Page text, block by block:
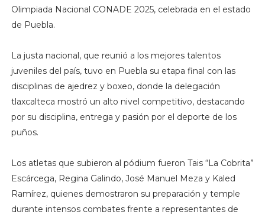
Olimpiada Nacional CONADE 2025, celebrada en el estado
de Puebla.
La justa nacional, que reunió a los mejores talentos
juveniles del país, tuvo en Puebla su etapa final con las
disciplinas de ajedrez y boxeo, donde la delegación
tlaxcalteca mostró un alto nivel competitivo, destacando
por su disciplina, entrega y pasión por el deporte de los
puños.
Los atletas que subieron al pódium fueron Tais “La Cobrita”
Escárcega, Regina Galindo, José Manuel Meza y Kaled
Ramírez, quienes demostraron su preparación y temple
durante intensos combates frente a representantes de